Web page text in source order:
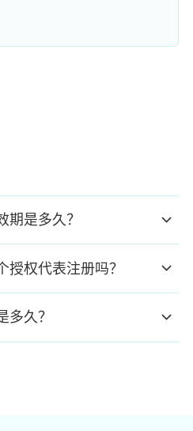
器械表列指南》，将于
申请人及其相关人员遵守
增医管局采购专项规则，
期是多久？
授权代表注册吗？
多久？